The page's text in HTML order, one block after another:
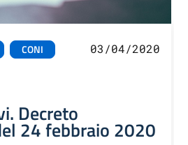
CONI
03/04/2020
Decreto
24 febbraio 2020